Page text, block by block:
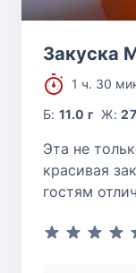
Закуска
1 ч. 30
Б:11.0 г Ж:
Эта не
красивая
гостям